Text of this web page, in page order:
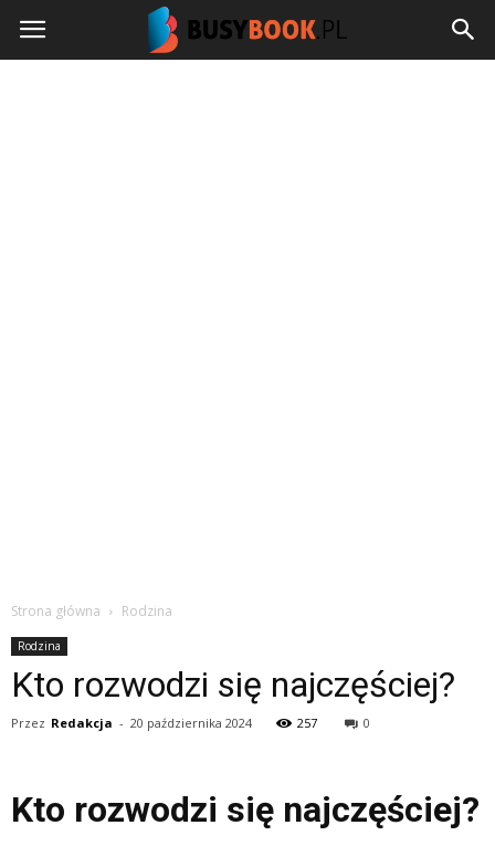
Strona główna Rodzina
Rodzina
Kto rozwodzi się najczęściej?
Przez Redakcja - 20 października 2024 257 0
Kto rozwodzi się najczęściej?